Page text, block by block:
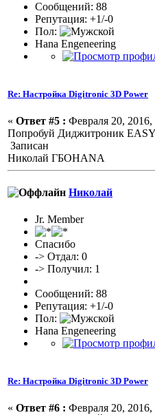
Сообщений: 88
Репутация: +1/-0
Пол:
Hana Engeneering
Re: Настройка Digitronic 3D Power
« Ответ #5 : Февраля 20, 2016,
Попробуй Диджитроник EASY
Записан
Николай ГБОHANA
Николай
Jr. Member
Спасибо
-> Отдал: 0
-> Получил: 1
Сообщений: 88
Репутация: +1/-0
Пол:
Hana Engeneering
Re: Настройка Digitronic 3D Power
« Ответ #6 : Февраля 20, 2016,